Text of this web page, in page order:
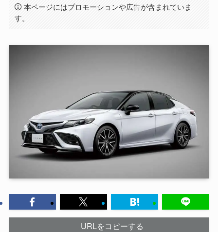
本ページにはプロモーションや広告が含まれていま
す。
URLをコピーする